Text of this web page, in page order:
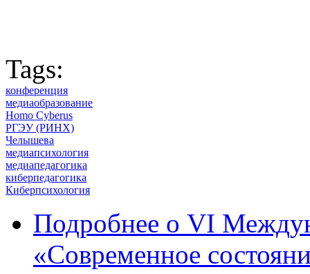
Tags:
конференция
медиаобразование
Homo Cyberus
РГЭУ (РИНХ)
Челышева
медиапсихология
медиапедагогика
киберпедагогика
Киберпсихология
Подробнее о VI
«Современное